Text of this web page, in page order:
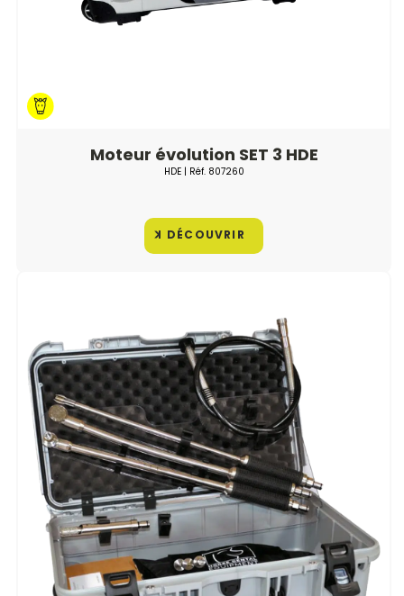
Moteur évolution SET 3 HDE
HDE| Réf. 807260
DÉCOUVRIR